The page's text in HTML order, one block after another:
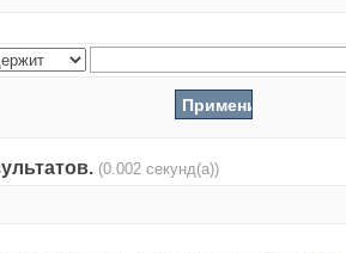
(0.002 секунд(а))